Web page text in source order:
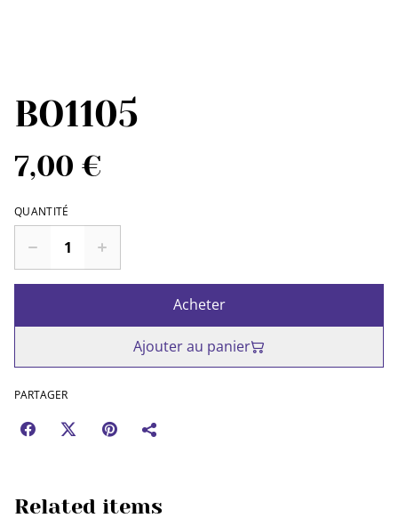
BO1105
7,00 €
QUANTITÉ
Acheter
Ajouter au panier
PARTAGER
Related items